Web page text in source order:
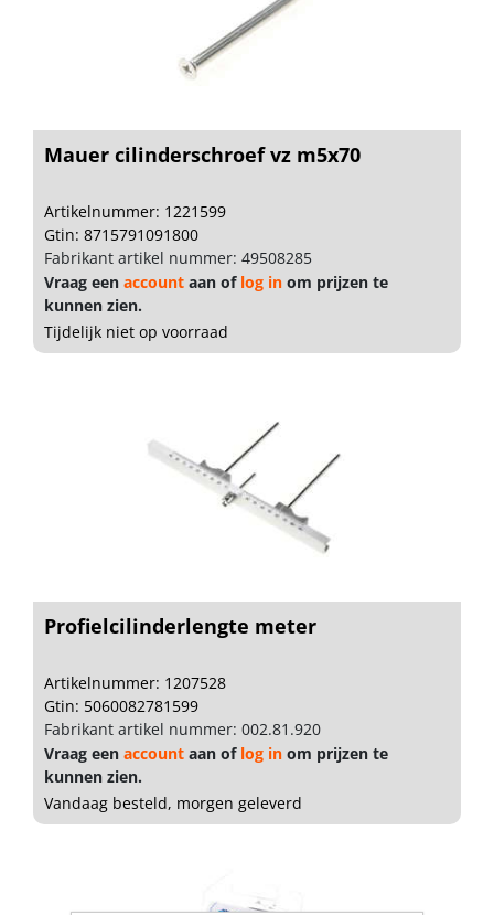
Mauer cilinderschroef vz m5x70
Artikelnummer: 1221599
Gtin: 8715791091800
Fabrikant artikel nummer: 49508285
Vraag een account aan of log in om prijzen te
kunnen zien.
Tijdelijk niet op voorraad
Profielcilinderlengte meter
Artikelnummer: 1207528
Gtin: 5060082781599
Fabrikant artikel nummer: 002.81.920
Vraag een account aan of log in om prijzen te
kunnen zien.
Vandaag besteld, morgen geleverd